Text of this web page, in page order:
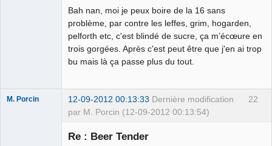
Bah nan, moi je peux boire de la 16 sans
problème, par contre les leffes, grim, hogarden,
pelforth etc, c'est blindé de sucre, ça m’écœure en
trois gorgées. Après c'est peut être que j'en ai trop
bu mais là ça passe plus du tout.
22
M. Porcin 12-09-2012 00:13:33 Dernière modification
par M. Porcin (12-09-2012 00:13:54)
Re : Beer Tender